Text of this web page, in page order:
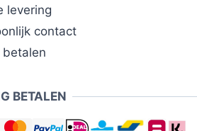
levering
contact
betalen
BETALEN